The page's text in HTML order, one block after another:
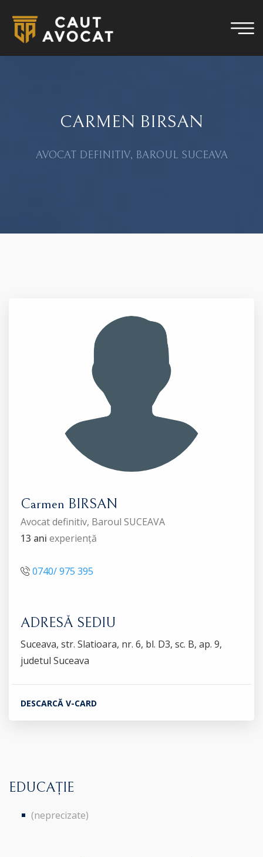
CARMEN BIRSAN
AVOCAT DEFINITIV, BAROUL SUCEAVA
Carmen BIRSAN
Avocat definitiv, Baroul SUCEAVA
13 ani experiență
0740/ 975 395
ADRESĂ SEDIU
Suceava, str. Slatioara, nr. 6, bl. D3, sc. B, ap. 9,
judetul Suceava
DESCARCĂ V-CARD
EDUCAȚIE
(neprecizate)